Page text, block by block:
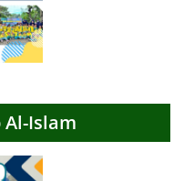
Al-Islam